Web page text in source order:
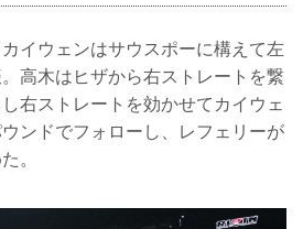
イウェンはサウスポーに構えて左
高木はヒザから右ストレートを繋
右ストレートを効かせてカイウェ
ンドでフォローし、レフェリーが
。